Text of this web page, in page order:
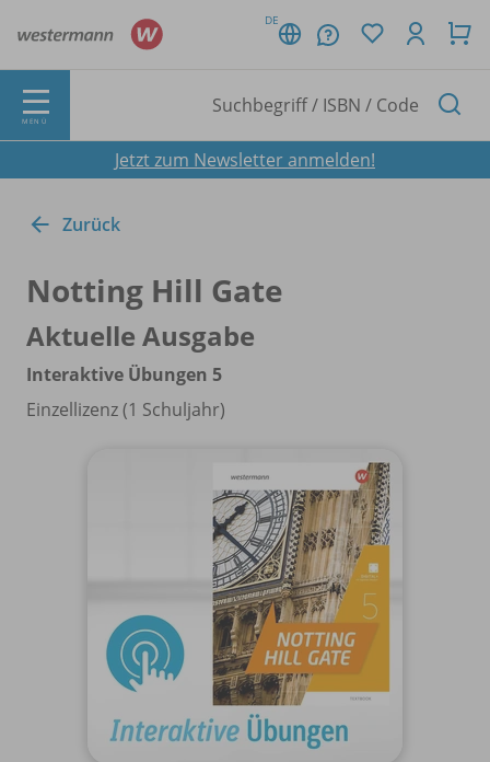
DE
MENÜ
Jetzt zum Newsletter anmelden!
Zurück
Notting Hill Gate
Aktuelle Ausgabe
Interaktive Übungen 5
Einzellizenz (1 Schuljahr)